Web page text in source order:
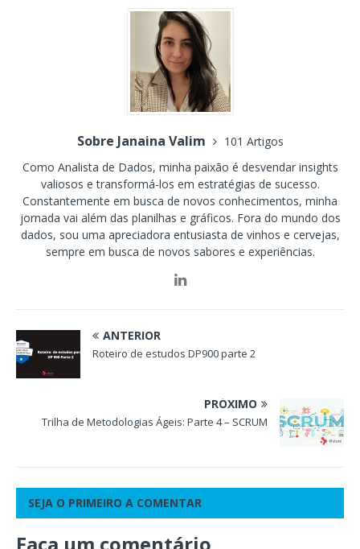
Sobre Janaina Valim
101 Artigos
Como Analista de Dados, minha paixão é desvendar insights
valiosos e transformá-los em estratégias de sucesso.
Constantemente em busca de novos conhecimentos, minha
jornada vai além das planilhas e gráficos. Fora do mundo dos
dados, sou uma apreciadora entusiasta de vinhos e cervejas,
sempre em busca de novos sabores e experiências.
ANTERIOR
Roteiro de estudos DP900 parte 2
PRÓXIMO
Trilha de Metodologias Ágeis: Parte 4 – SCRUM
SEJA O PRIMEIRO A COMENTAR